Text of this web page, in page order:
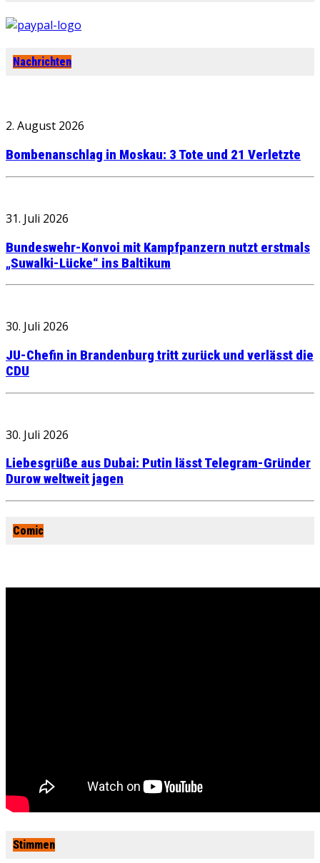
Nachrichten
2. August 2026
Bombenanschlag in Moskau: 3 Tote und 21 Verletzte
31. Juli 2026
Bundeswehr-Konvoi mit Kampfpanzern nutzt erstmals
„Suwalki-Lücke“ ins Baltikum
30. Juli 2026
JU-Chefin in Brandenburg tritt zurück und verlässt die
CDU
30. Juli 2026
Liebesgrüße aus Dubai: Putin lässt Telegram-Gründer
Durow weltweit jagen
Comic
Stimmen